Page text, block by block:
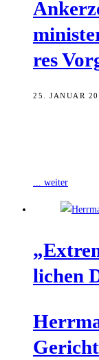
res
25. JANUAR
... weiter
li­chen